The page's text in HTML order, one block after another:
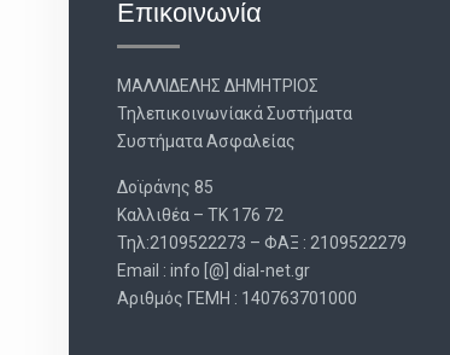
Επικοινωνία
ΜΑΛΛΙΔΕΛΗΣ ΔΗΜΗΤΡΙΟΣ
Τηλεπικοινωνίακά Συστήματα
Συστήματα Ασφαλείας
Δοϊράνης 85
Καλλιθέα – ΤΚ 176 72
Τηλ:2109522273 – ΦΑΞ : 2109522279
Email : info [@] dial-net.gr
Aριθμός ΓΕΜΗ : 140763701000